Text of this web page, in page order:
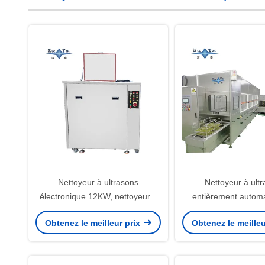
Nettoyeur à ultrasons
électronique 12KW, nettoyeur à
ultrasons de précision intégré,
entièrement automatique
Obtenez le meilleur prix
Nettoyeur à
entièrement
circuits
Nettoyeur à
Obtenez le